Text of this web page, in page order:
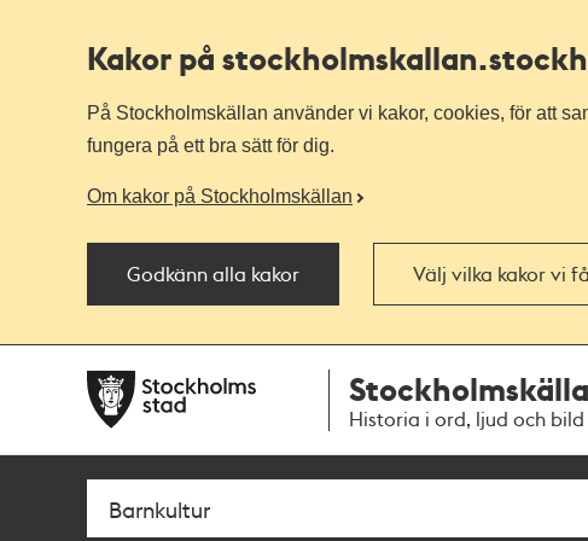
Kakor på stockholmskallan
På Stockholmskällan använder vi kakor, cookies, för att
fungera på ett bra sätt för dig.
Om kakor på Stockholmskällan
Godkänn alla kakor Välj vilka kakor vi
navigationen
huvudinnehållet
Historia i ord, ljud och bild
Sök